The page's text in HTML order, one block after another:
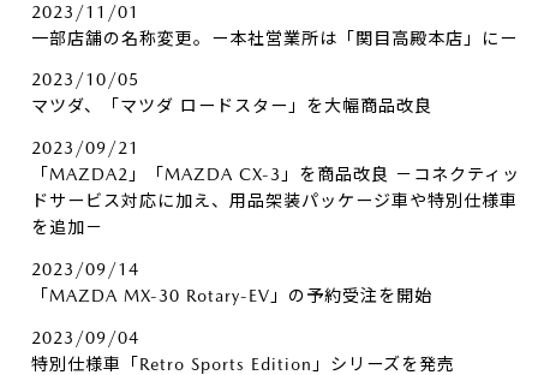
2023/11/01
一部店舗の名称変更。ー本社営業所は「関目高殿本店」にー
2023/10/05
マツダ、「マツダ ロードスター」を大幅商品改良
2023/09/21
「MAZDA2」「MAZDA CX-3」を商品改良 －コネクティッ
ドサービス対応に加え、用品架装パッケージ車や特別仕様車
を追加－
2023/09/14
「MAZDA MX-30 Rotary-EV」の予約受注を開始
2023/09/04
特別仕様車「Retro Sports Edition」シリーズを発売